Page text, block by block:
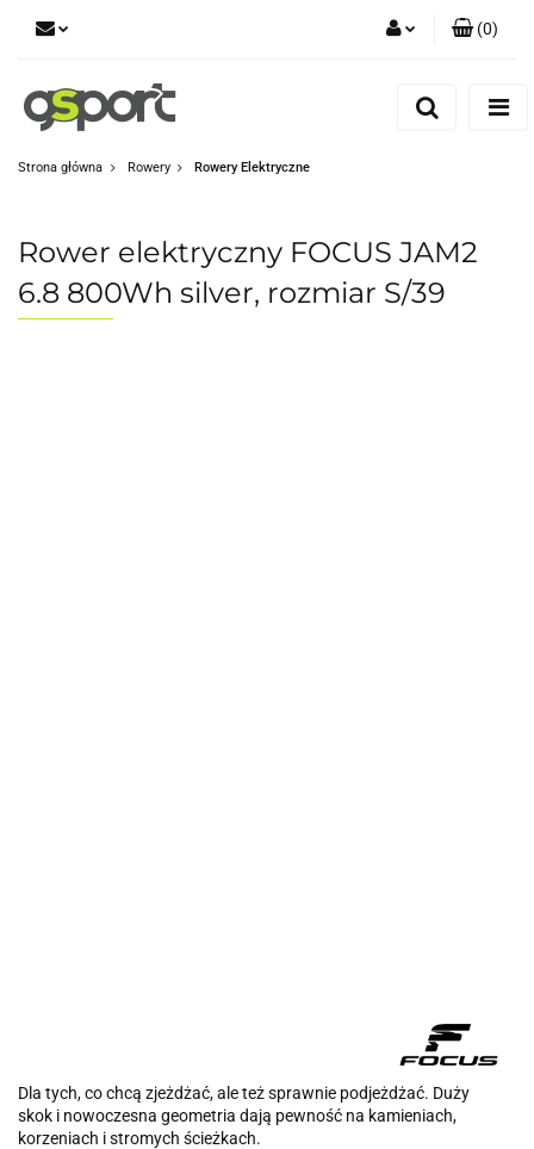
Dodaj zgłoszenie
(0)
Strona główna Rowery Rowery Elektryczne
Rower elektryczny FOCUS JAM2
6.8 800Wh silver, rozmiar S/39
Dla tych, co chcą zjeżdżać, ale też sprawnie podjeżdżać. Duży
skok i nowoczesna geometria dają pewność na kamieniach,
korzeniach i stromych ścieżkach.